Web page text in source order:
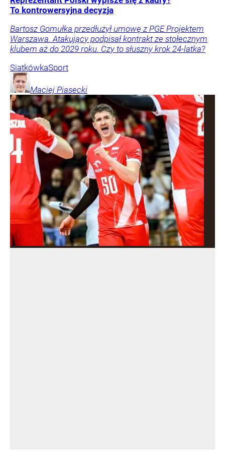
To kontrowersyjna decyzja
Bartosz Gomułka przedłużył umowę z PGE Projektem
Warszawa. Atakujący podpisał kontrakt ze stołecznym
klubem aż do 2029 roku. Czy to słuszny krok 24-latka?
SiatkówkaSport
Maciej Piasecki